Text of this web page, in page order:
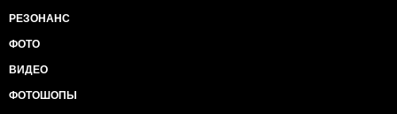
РЕЗОНАНС
ФОТО
ВИДЕО
ФОТОШОПЫ